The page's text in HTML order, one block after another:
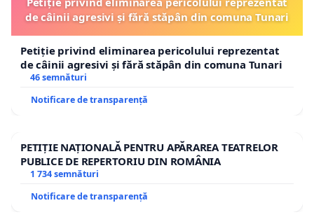
de câinii agresivi și fără stăpân din comuna Tunari
Petiție privind eliminarea pericolului reprezentat
de câinii agresivi și fără stăpân din comuna Tunari
46 semnături
Notificare de transparență
PETIȚIE NAȚIONALĂ PENTRU APĂRAREA TEATRELOR
PUBLICE DE REPERTORIU DIN ROMÂNIA
1 734 semnături
Notificare de transparență